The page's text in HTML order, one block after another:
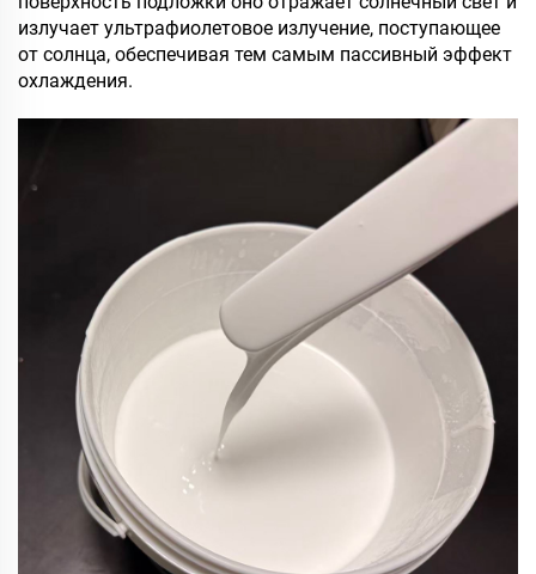
излучает ультрафиолетовое излучение, поступающее
от солнца, обеспечивая тем самым пассивный эффект
охлаждения.